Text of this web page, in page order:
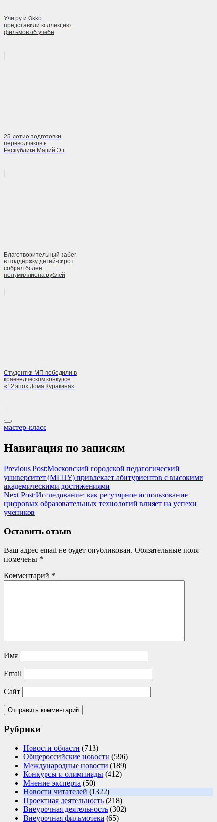
Учи.ру и Okko
представили коллекцию
фильмов об учебе
25-летие подготовки
переводчиков в
Республике Марий Эл
Благотворительный забег
в поддержку детей-сирот
собрал более
полумиллиона рублей
Студентки МП победили в
краеведческом конкурсе
«12 эпох Дома Куракина»
мастер-класс
Навигация по записям
Previous Post:Московский городской педагогический
университет (МГПУ) привлекает абитуриентов с высокими
академическими достижениями
Next Post:Исследование: как регулярное использование
цифровых образовательных технологий влияет на успехи
учеников
Оставить отзыв
Ваш адрес email не будет опубликован. Обязательные поля
помечены *
Комментарий *
Имя
Email
Сайт
Рубрики
Новости области (713)
Общероссийские новости (596)
Международные новости (189)
Конкурсы и олимпиады (412)
Мнение эксперта (50)
Новости читателей (1322)
Проектная деятельность (218)
Внеурочная деятельность (302)
Внеурочная фильмотека (65)